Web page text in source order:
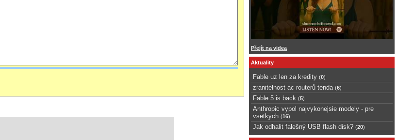
Přejít na videa
Aktuality
Fable uz len za kredity (0)
zranitelnost ac routerů tenda (6)
Fable 5 is back (5)
Anthropic vypol najvykonejsie modely - pre
vsetkych (16)
Jak odhalit falešný USB flash disk? (20)